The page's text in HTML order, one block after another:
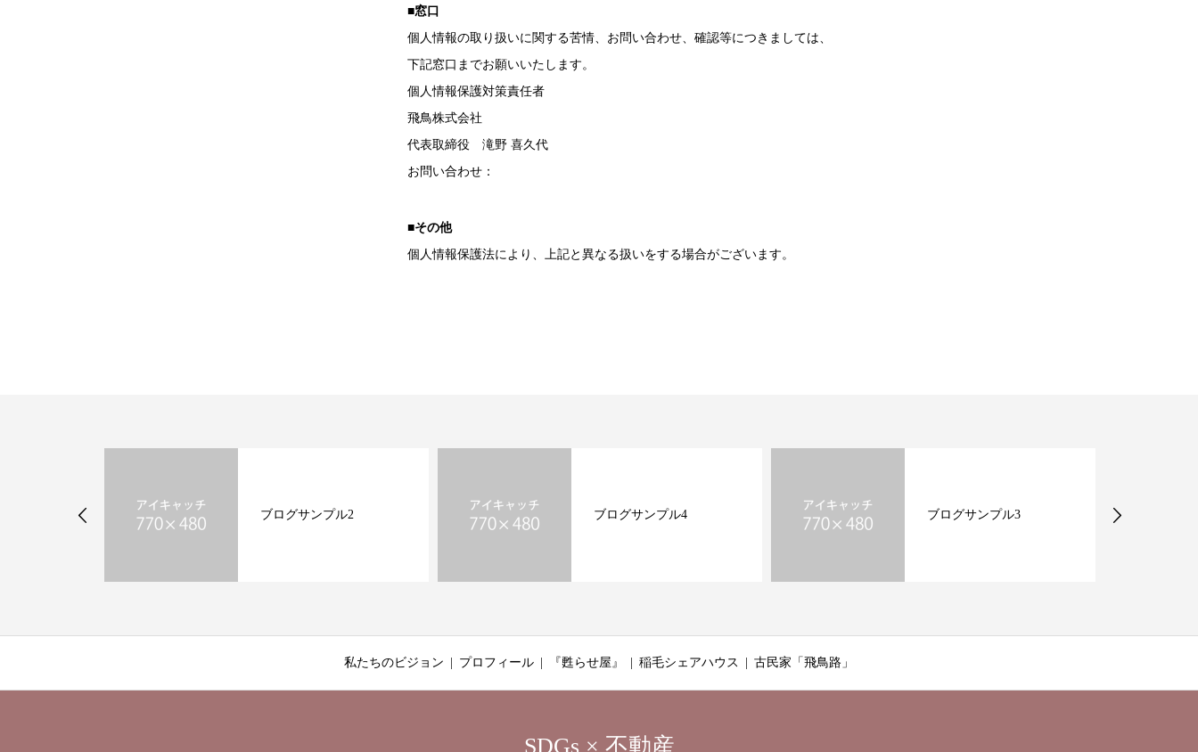
■窓口
個人情報の取り扱いに関する苦情、お問い合わせ、確認等につきましては、
下記窓口までお願いいたします。
個人情報保護対策責任者
飛鳥株式会社
代表取締役 滝野 喜久代
お問い合わせ：
■その他
個人情報保護法により、上記と異なる扱いをする場合がございます。
ブログサンプル2 ブログサンプル4 ブログサンプル3
私たちのビジョン プロフィール 『甦らせ屋』 稲毛シェアハウス 古民家「飛鳥路」
SDGs × 不動産